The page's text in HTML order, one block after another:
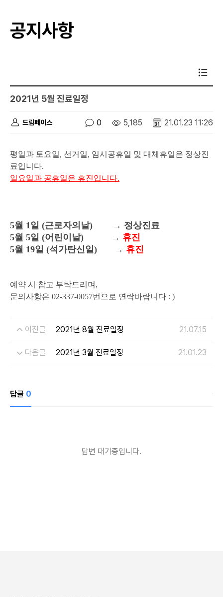
공지사항
2021년 5월 진료일정
드림페이스 0 5,185 21.01.23 11:26
평일과 토요일, 선거일, 임시공휴일 및 대체휴일은 정상진
료입니다.
일요일과 공휴일은 휴진입니다.
5월 1일 (근로자의날) → 정상진료
5월 5일 (어린이날)
→ 휴진
5월 19일 (석가탄신일) → 휴진
예약 시 참고 부탁드리며,
문의사항은 02-337-0057번으로 연락바랍니다 : )
이전글 2021년 8월 진료일정 21.07.15
다음글 2021년 3월 진료일정 21.01.23
답글 0
답변 대기중입니다.
개인정보 제공받는자
드림페이스
상담신청을 위한 정보 수집 및 상담 자료